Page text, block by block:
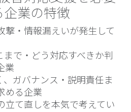
企業の特徴
撃・情報漏えいが発生して
まで・どう対応すべきか判
業
、ガバナンス・説明責任ま
める企業
立て直しを本気で考えてい